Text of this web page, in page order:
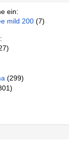
ein:
mild 200 (7)
(299)